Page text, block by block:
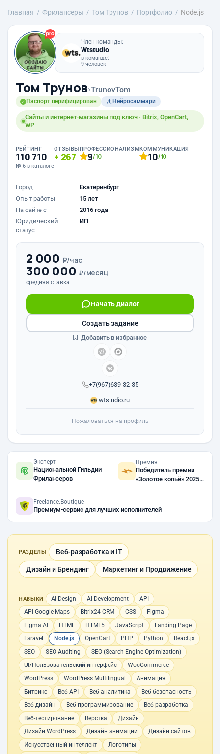
Главная Фрилансеры Том Трунов Портфолио Node.js
Член команды:
Wtstudio
в команде:
9 человек
Том Трунов›TrunovTom
Паспорт верифицирован Нейросаммари
Сайты и интернет-магазины под ключ · Bitrix, OpenCart,
WP
РЕЙТИНГ
110 710
№ 6 в каталоге
ОТЗЫВЫ
267
ПРОФЕССИОНАЛИЗМ
9/10
КОММУНИКАЦИЯ
10/10
Город
Екатеринбург
Опыт работы
15 лет
На сайте с
2016 года
Юридический
статус
ИП
2 000 ₽/час
300 000 ₽/месяц
средняя ставка
+7(967)639-32-35
Начать диалог
wtstudio.ru
Создать задание
Добавить в избранное
Пожаловаться на профиль
Эксперт
Национальной Гильдии
Фрилансеров
Премия
Победитель премии
«Золотое копьё» 2025,
Freelance.Boutique
Премиум-сервис для лучших исполнителей
РАЗДЕЛЫ Веб-разработка и IT
Дизайн и Брендинг Маркетинг и Продвижение
НАВЫКИ AI Design AI Development
API
API Google Maps
Bitrix24 CRM CSS
Figma
Figma AI
HTML HTML5 JavaScript
Landing Page
Laravel
Node.js OpenCart PHP Python
React.js
SEO
SEO Auditing
SEO (Search Engine Optimization)
UI/Пользовательский интерфейс
WooCommerce
WordPress
WordPress Multilingual
Анимация
Битрикс
Веб-API Веб-аналитика
Веб-безопасность
Веб-дизайн
Веб-программирование
Веб-разработка
Веб-тестирование
Верстка
Дизайн
Дизайн WordPress
Дизайн анимации
Дизайн сайтов
Искусственный интеллект
Логотипы